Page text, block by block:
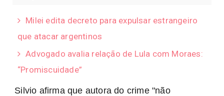
Milei edita decreto para expulsar estrangeiro
que atacar argentinos
Advogado avalia relação de Lula com Moraes:
“Promiscuidade”
Silvio afirma que autora do crime "não